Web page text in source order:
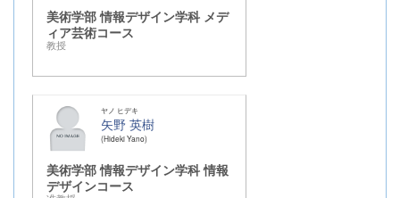
美術学部 情報デザイン学科 メデ
ィア芸術コース
教授
ヤノ ヒデキ
矢野 英樹
Hideki Yano
美術学部 情報デザイン学科 情報
デザインコース